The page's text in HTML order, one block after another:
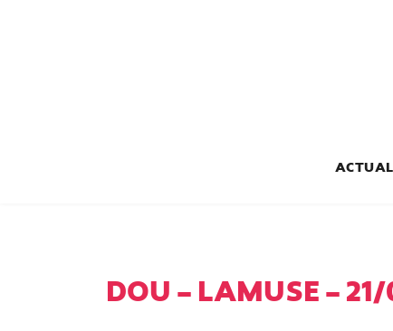
DOU – LAMUSE –